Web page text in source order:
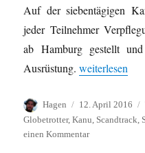
Auf der siebentägigen
jeder Teilnehmer
ab Hamburg gestellt
Ausrüstung.„Outdoor-Test-
weiterlesen
Autor
Hagen
Veröffentlicht
am
12. April 2016
Globetrotter,Kanu Scandtrack
einen Kommentarzu